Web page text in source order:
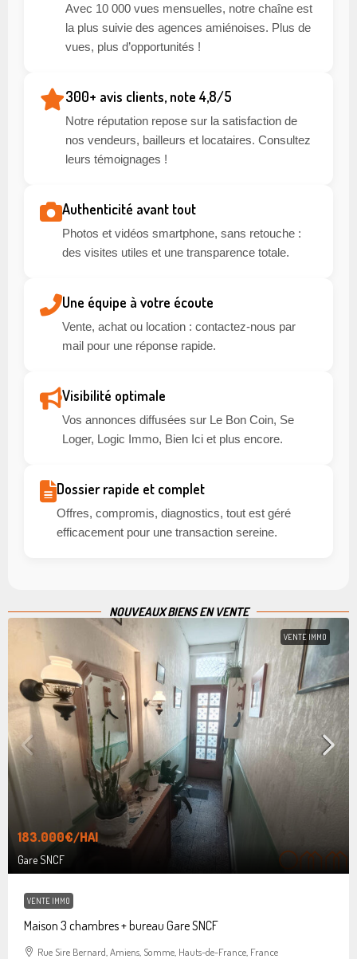
Avec 10 000 vues mensuelles, notre chaîne est
la plus suivie des agences amiénoises. Plus de
vues, plus d’opportunités !
300+ avis clients, note 4,8/5
Notre réputation repose sur la satisfaction de
nos vendeurs, bailleurs et locataires. Consultez
leurs témoignages !
Authenticité avant tout
Photos et vidéos smartphone, sans retouche :
des visites utiles et une transparence totale.
Une équipe à votre écoute
Vente, achat ou location : contactez-nous par
mail pour une réponse rapide.
Visibilité optimale
Vos annonces diffusées sur Le Bon Coin, Se
Loger, Logic Immo, Bien Ici et plus encore.
Dossier rapide et complet
Offres, compromis, diagnostics, tout est géré
efficacement pour une transaction sereine.
NOUVEAUX BIENS EN VENTE
VENTE IMMO
183.000€/HAI
Gare SNCF
VENTE IMMO
Maison 3 chambres + bureau Gare SNCF
Rue Sire Bernard, Amiens, Somme, Hauts-de-France, France